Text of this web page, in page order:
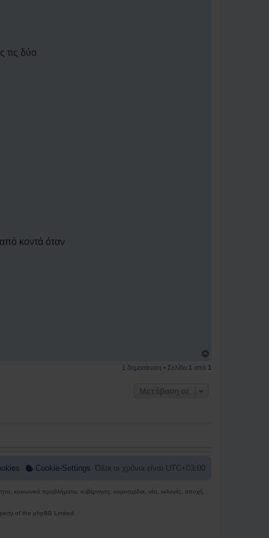
τις δύο
κοντά όταν
ρ
1 δημοσίευση • Σελίδα 1 από 1
Μετάβαση σε
Όλοι οι χρόνοι είναι UTC+03:00
Cookie-Settings
κοινωνικά προβλήματα, κυβέρνηση, νομοσχέδια, νέα, εκλογές, αποχή,
of the phpBB Limited